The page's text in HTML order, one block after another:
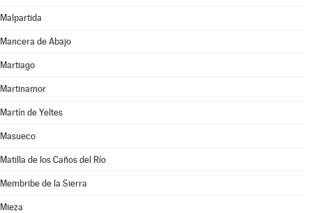
Malpartida
Mancera de Abajo
Martiago
Martinamor
Martín de Yeltes
Masueco
Matilla de los Caños del Río
Membribe de la Sierra
Mieza